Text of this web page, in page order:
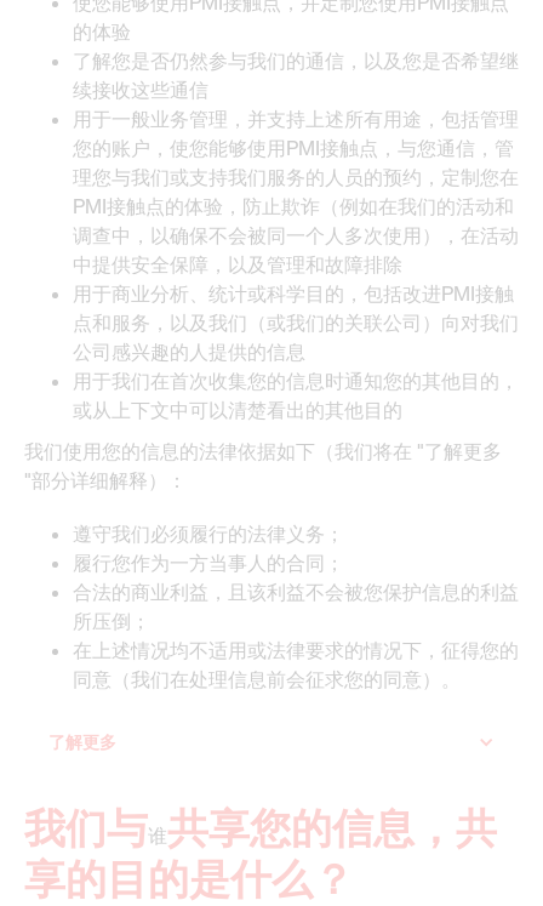
的体验
了解您是否仍然参与我们的通信，以及您是否希望继
续接收这些通信
用于一般业务管理，并支持上述所有用途，包括管理
您的账户，使您能够使用PMI接触点，与您通信，管
理您与我们或支持我们服务的人员的预约，定制您在
PMI接触点的体验，防止欺诈（例如在我们的活动和
调查中，以确保不会被同一个人多次使用），在活动
中提供安全保障，以及管理和故障排除
用于商业分析、统计或科学目的，包括改进PMI接触
点和服务，以及我们（或我们的关联公司）向对我们
公司感兴趣的人提供的信息
用于我们在首次收集您的信息时通知您的其他目的，
或从上下文中可以清楚看出的其他目的
我们使用您的信息的法律依据如下（我们将在 "了解更多
"部分详细解释）：
遵守我们必须履行的法律义务；
履行您作为一方当事人的合同；
合法的商业利益，且该利益不会被您保护信息的利益
所压倒；
在上述情况均不适用或法律要求的情况下，征得您的
同意（我们在处理信息前会征求您的同意）。
了解更多
我们与谁共享您的信息，共
享的目的是什么？